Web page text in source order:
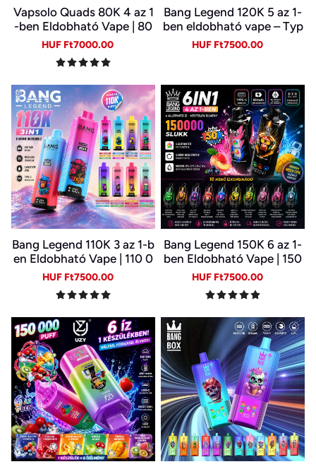
Vapsolo Quads 80K 4 az 1
-ben Eldobható Vape | 80
000 Slukk, Több Íz Egy Ké
szülékben
Sale
HUF Ft7000.00
Bang Legend 120K 5 az 1-
ben eldobható vape – Typ
e-C, LED kijelző
Sale
HUF Ft7500.00
Bang Legend 110K 3 az 1-b
en Eldobható Vape | 110 0
00 Slukk | 3 Íz Egy Készülé
kben | Digitális Kijelző | Ty
pe-C
Sale
HUF Ft7500.00
Bang Legend 150K 6 az 1-
ben Eldobható Vape | 150
000 Slukk | USB-C Újratöl
thető E-cigi | 6 Íz Egy Kész
ülékben
Sale
HUF Ft7500.00